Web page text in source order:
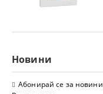
Новини
Абонирай се за новини